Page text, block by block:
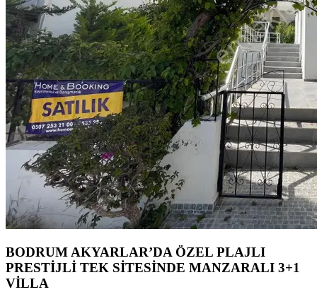
BODRUM AKYARLAR’DA ÖZEL PLAJLI
PRESTİJLİ TEK SİTESİNDE MANZARALI 3+1
VİLLA